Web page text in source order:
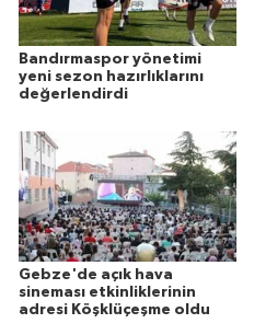
Bandırmaspor yönetimi
yeni sezon hazırlıklarını
değerlendirdi
Gebze'de açık hava
sineması etkinliklerinin
adresi Köşklüçeşme oldu